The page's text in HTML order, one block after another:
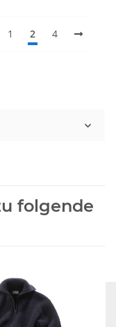
1 2 4
folgende